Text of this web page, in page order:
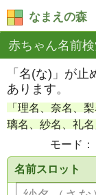
なまえの森
赤ちゃん名前
「名(な)」が
あります。
「理名、奈名、
璃名、紗名、礼名
モード：
名前スロット